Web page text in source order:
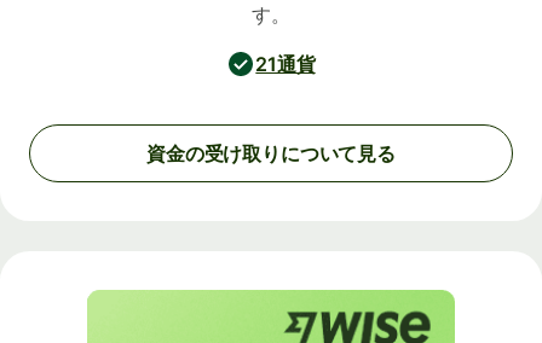
す。
21通貨
資金の受け取りについて見る